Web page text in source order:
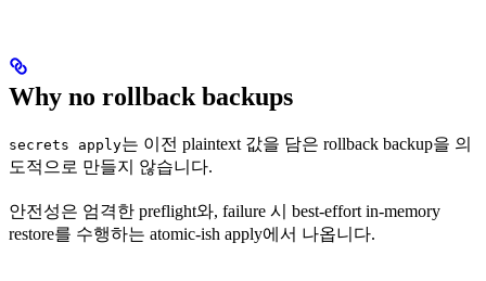
Why no rollback backups
secrets apply는 이전 plaintext 값을 담은 rollback backup을 의
도적으로 만들지 않습니다.
안전성은 엄격한 preflight와, failure 시 best-effort in-memory
restore를 수행하는 atomic-ish apply에서 나옵니다.